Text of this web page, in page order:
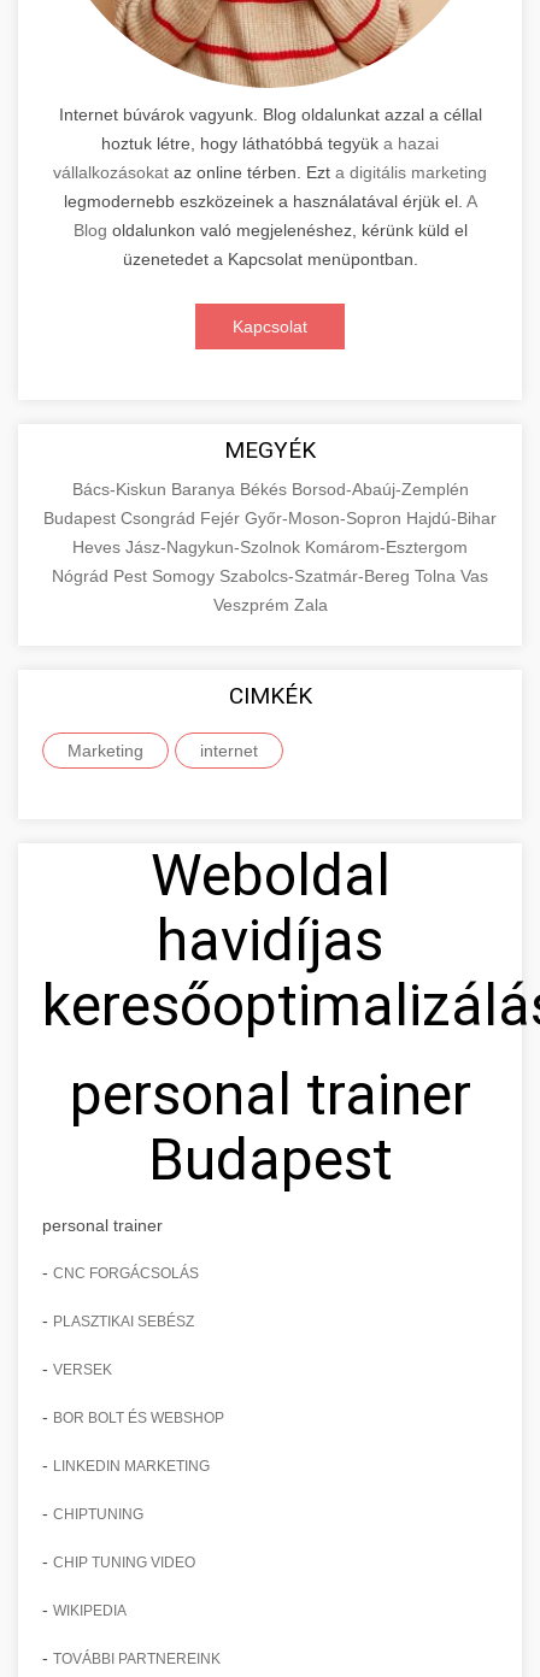
Internet búvárok vagyunk. Blog oldalunkat azzal a céllal
hoztuk létre, hogy láthatóbbá tegyük a hazai
vállalkozásokat az online térben. Ezt a digitális marketing
legmodernebb eszközeinek a használatával érjük el. A
Blog oldalunkon való megjelenéshez, kérünk küld el
üzenetedet a Kapcsolat menüpontban.
Kapcsolat
MEGYÉK
Bács-Kiskun Baranya Békés Borsod-Abaúj-Zemplén
Budapest Csongrád Fejér Győr-Moson-Sopron Hajdú-Bihar
Heves Jász-Nagykun-Szolnok Komárom-Esztergom
Nógrád Pest Somogy Szabolcs-Szatmár-Bereg Tolna Vas
Veszprém Zala
CIMKÉK
Marketing internet
Weboldal
havidíjas
personal trainer
Budapest
personal trainer
- CNC FORGÁCSOLÁS
- PLASZTIKAI SEBÉSZ
- VERSEK
- BOR BOLT ÉS WEBSHOP
- LINKEDIN MARKETING
- CHIPTUNING
- CHIP TUNING VIDEO
- WIKIPEDIA
- TOVÁBBI PARTNEREINK